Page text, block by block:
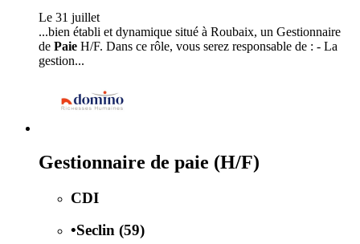
Le 31 juillet
...bien établi et dynamique situé à Roubaix, un Gestionnaire
de Paie H/F. Dans ce rôle, vous serez responsable de : - La
gestion...
Gestionnaire de paie (H/F)
CDI
•Seclin (59)